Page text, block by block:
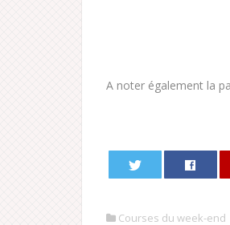
A noter également la
Courses du week-end